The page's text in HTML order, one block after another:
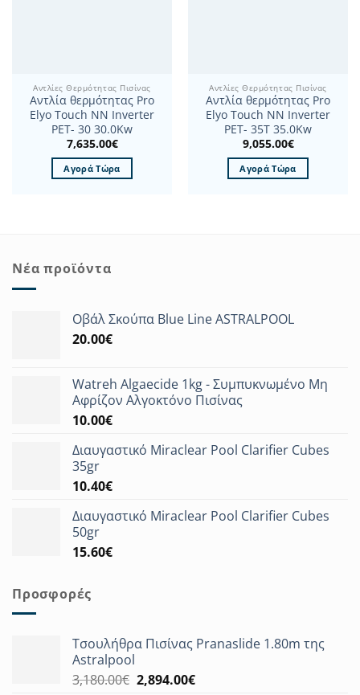
Αντλίες Θερμότητας Πισίνας
Αντλία θερμότητας Pro
Elyo Touch NN Inverter
PET- 30 30.0Kw
7,635.00€
Αγορά Τώρα
Αντλίες Θερμότητας Πισίνας
Αντλία θερμότητας Pro
Elyo Touch NN Inverter
PET- 35T 35.0Kw
9,055.00€
Αγορά Τώρα
Νέα προϊόντα
Οβάλ Σκούπα Blue Line ASTRALPOOL
20.00€
Watreh Algaecide 1kg - Συμπυκνωμένο Μη
Αφρίζον Αλγοκτόνο Πισίνας
10.00€
Διαυγαστικό Miraclear Pool Clarifier Cubes
35gr
10.40€
Διαυγαστικό Miraclear Pool Clarifier Cubes
50gr
15.60€
Προσφορές
Τσουλήθρα Πισίνας Pranaslide 1.80m της
Astralpool
3,180.00€ Original
2,894.00€Η